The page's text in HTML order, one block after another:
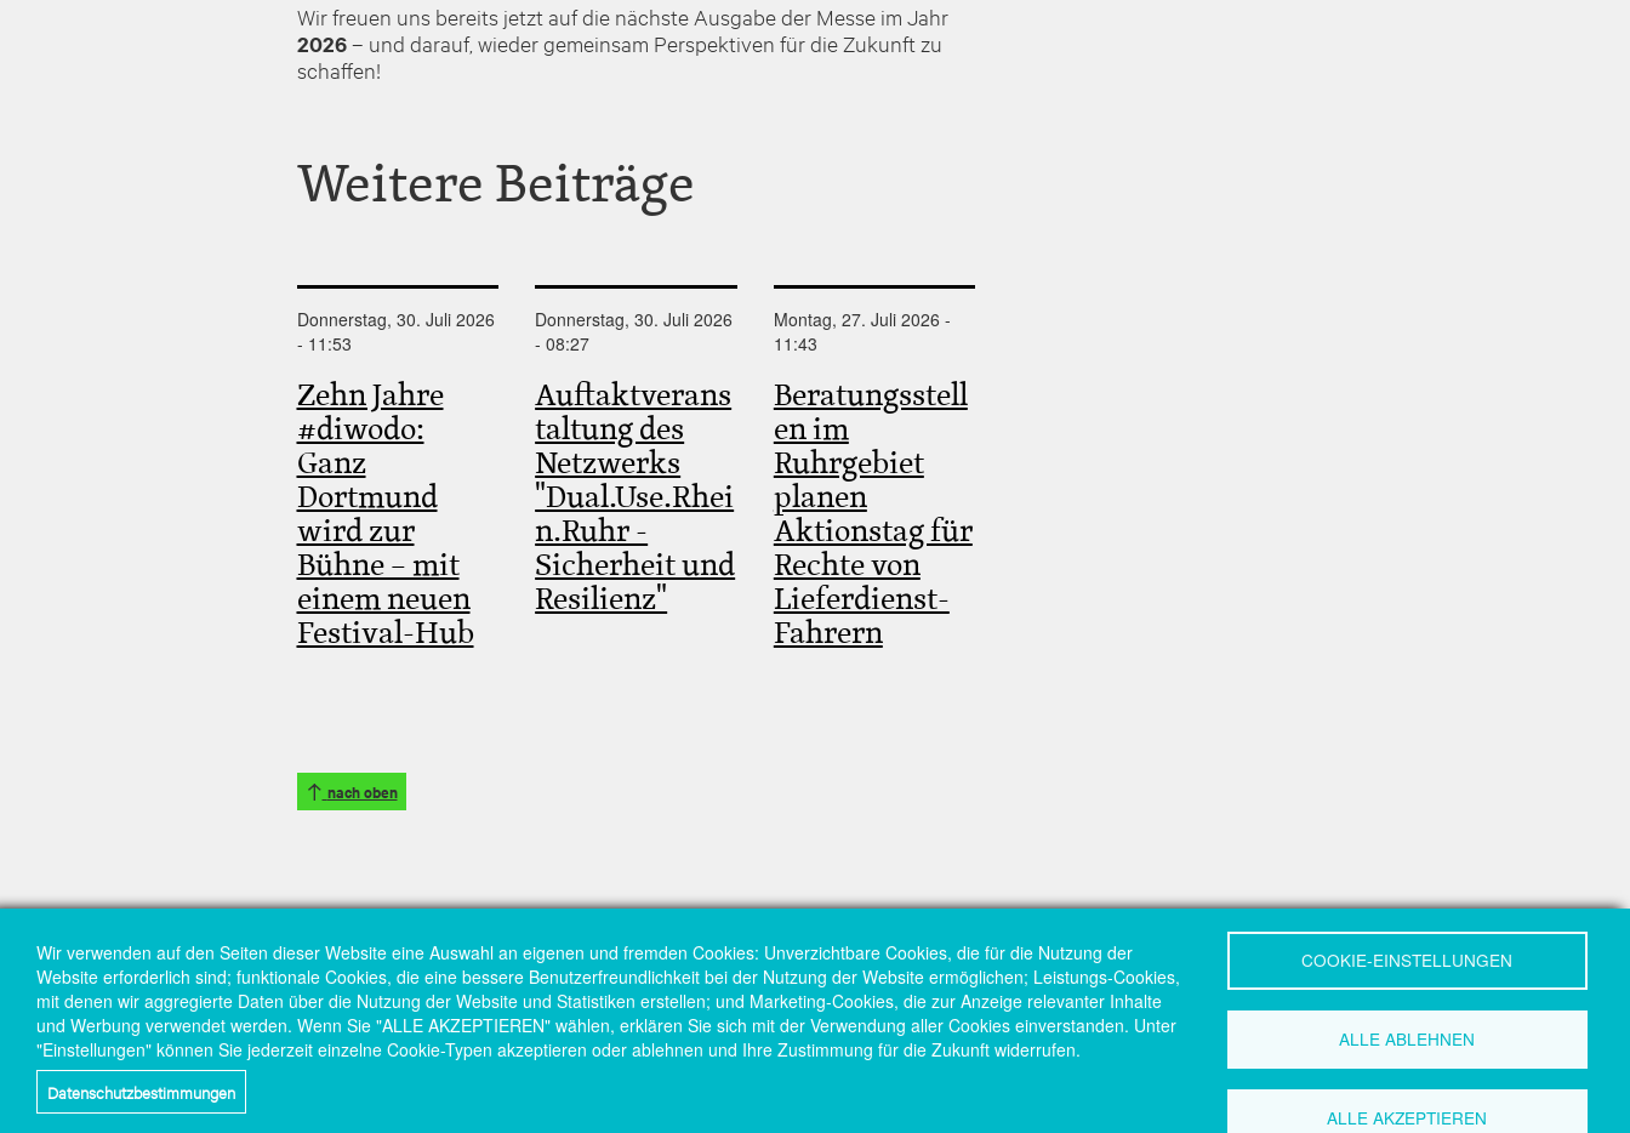
Wir freuen uns bereits jetzt auf die nächste Ausgabe der Messe im Jahr
2026– und darauf, wieder gemeinsam Perspektiven für die Zukunft zu
schaffen!
Weitere Beiträge
Donnerstag, 30. Juli 2026
- 11:53
Zehn Jahre
#diwodo:
Ganz
Dortmund
wird zur
Bühne – mit
einem neuen
Festival-Hub
Donnerstag, 30. Juli 2026
- 08:27
Auftaktverans
taltung des
Netzwerks
"Dual.Use.Rhei
n.Ruhr -
Sicherheit und
Resilienz"
Montag, 27. Juli 2026 -
11:43
Beratungsstell
en im
Ruhrgebiet
planen
Aktionstag für
Rechte von
Lieferdienst-
Fahrern
nach oben
Wir verwenden auf den Seiten dieser Website eine Auswahl an eigenen und fremden Cookies: Unverzichtbare Cookies, die für die Nutzung der
Website erforderlich sind; funktionale Cookies, die eine bessere Benutzerfreundlichkeit bei der Nutzung der Website ermöglichen; Leistungs-Cookies,
mit denen wir aggregierte Daten über die Nutzung der Website und Statistiken erstellen; und Marketing-Cookies, die zur Anzeige relevanter Inhalte
und Werbung verwendet werden. Wenn Sie "ALLE AKZEPTIEREN" wählen, erklären Sie sich mit der Verwendung aller Cookies einverstanden. Unter
"Einstellungen" können Sie jederzeit einzelne Cookie-Typen akzeptieren oder ablehnen und Ihre Zustimmung für die Zukunft widerrufen.
Datenschutzbestimmungen
COOKIE-EINSTELLUNGEN
ALLE ABLEHNEN
ALLE AKZEPTIEREN